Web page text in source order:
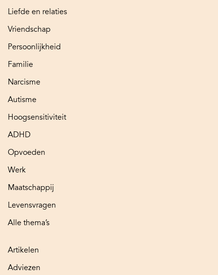
Liefde en relaties
Vriendschap
Persoonlijkheid
Familie
Narcisme
Autisme
Hoogsensitiviteit
ADHD
Opvoeden
Werk
Maatschappij
Levensvragen
Alle thema’s
Artikelen
Adviezen